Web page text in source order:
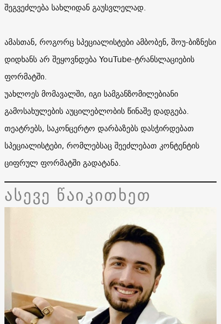
შეგვეძლება სახლიდან გაუსვლელად.
ამასთან, როგორც სპეციალისტები ამბობენ, შოუ-ბიზნესი
დიდხანს არ შეყოვნდება YouTube-ტრანსლაციების
ფორმატში.
უახლოეს მომავალში, იგი სამგანზომილებიანი
გამოსახულების აუცილებლობის წინაშე დადგება.
თეატრებს, საკონცერტო დარბაზებს დასჭირდებათ
სპეციალისტები, რომლებსაც შეეძლებათ კონტენტის
ციფრულ ფორმატში გადატანა.
ასევე წაიკითხეთ